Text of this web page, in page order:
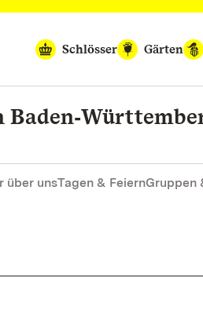
Schlösser
Gärten
über unsTagen & FeiernGruppen